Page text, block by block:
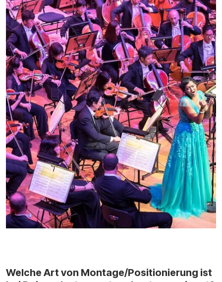
Welche Art von Montage/Positionierung ist